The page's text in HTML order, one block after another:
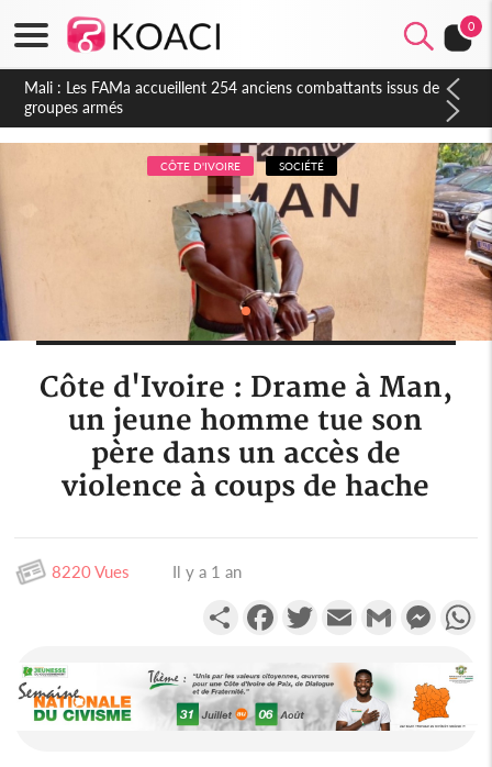
0
Côte d'Ivoire : Election FIF, le frère de feu Sidy Diallo se lance
dans la course
CÔTE D'IVOIRE SOCIÉTÉ
Côte d'Ivoire : Drame à Man,
un jeune homme tue son
père dans un accès de
violence à coups de hache
8220 Vues Il y a 1 an
PartagerFacebookTwitterEmail Gmail